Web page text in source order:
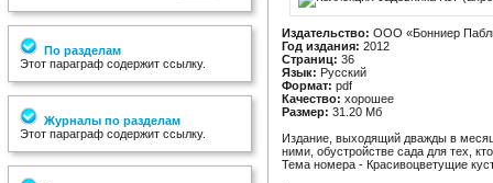
По разделам
Этот параграф содержит ссылку.
Журналы по разделам
Этот параграф содержит ссылку.
Издательство: ООО «Бонниер
Год издания: 2012
Страниц: 36
Язык: Русский
Формат: pdf
Качество: хорошее
Размер: 31.20 Мб
Издание, выходящий дважды в
ними, обустройстве сада для тех,
Тема номера - Красивоцветущие